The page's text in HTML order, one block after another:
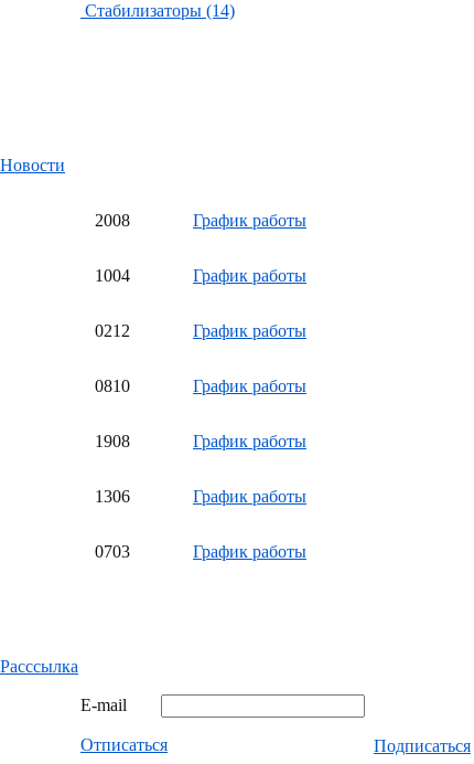
Стабилизаторы (14)
Новости
2008 График работы
1004 График работы
0212 График работы
0810 График работы
1908 График работы
1306 График работы
0703 График работы
Расссылка
E-mail
Отписаться Подписаться